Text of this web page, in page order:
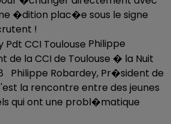
�dition plac�e sous le signe
!
Philippe
de la CCI de Toulouse � la Nuit
Philippe Robardey, Pr�sident de
la rencontre entre des jeunes
qui ont une probl�matique